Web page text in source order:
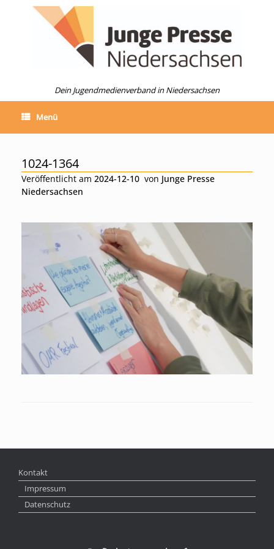
Dein Jugendmedienverband in Niedersachsen
Menü
1024-1364
Veröffentlicht am 2024-12-10 von Junge Presse
Niedersachsen
Kontakt
Impressum
Datenschutz